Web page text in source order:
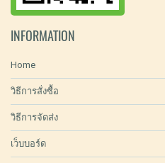
INFORMATION
Home
วิธีการสั่งซื้อ
วิธีการจัดส่ง
เว็บบอร์ด